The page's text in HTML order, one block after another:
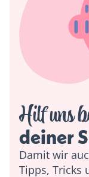
Hilf uns
deiner
Damit wir
Tipps, Tricks